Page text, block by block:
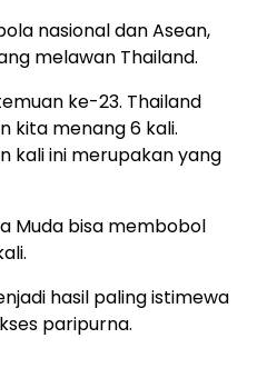
nasional dan Asean,
melawan Thailand.
ke-23. Thailand
kita menang 6 kali.
kali ini merupakan yang
Muda bisa membobol
hasil paling istimewa
paripurna.